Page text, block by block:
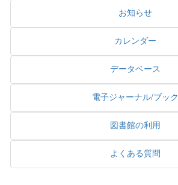
お知らせ
カレンダー
データベース
電子ジャーナル/ブック
図書館の利用
よくある質問